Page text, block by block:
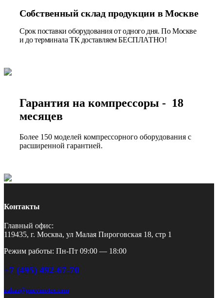
Собственный склад продукции в Москве
Срок поставки оборудования от одного дня. По Москве
и до терминала ТК доставляем БЕСПЛАТНО!
Гарантия на компрессоры - 18
месяцев
Более 150 моделей компрессорного оборудования с
расширенной гарантией.
Контакты
Главный офис:
119435, г. Москва, ул Малая Пироговская 18, стр 1
Режим работы: Пн-Пт 09:00 — 18:00
+7 (495) 492-67-70
zakaz@pnevmotex.com